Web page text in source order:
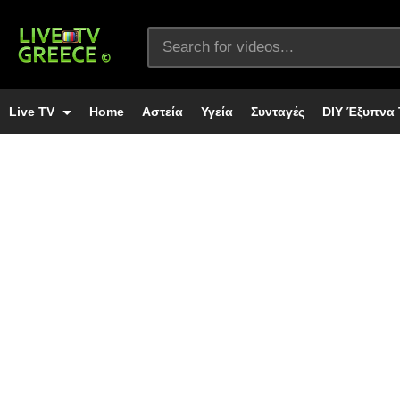
Live TV Home Αστεία Υγεία Συνταγές DIY Έξυπνα